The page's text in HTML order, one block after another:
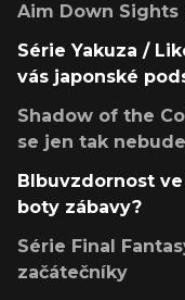
Aim Down Sights
Série Yakuza /
vás japonské
Shadow of the
se jen tak
Blbuvzdornost
boty zábavy?
Série Final
začátečníky